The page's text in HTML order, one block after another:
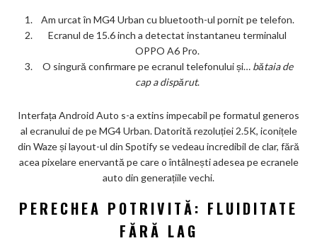
Am urcat în MG4 Urban cu bluetooth-ul pornit pe telefon.
Ecranul de 15.6 inch a detectat instantaneu terminalul
OPPO A6 Pro.
O singură confirmare pe ecranul telefonului și… bătaia de
cap a dispărut.
Interfața Android Auto s-a extins impecabil pe formatul generos
al ecranului de pe MG4 Urban. Datorită rezoluției 2.5K, iconițele
din Waze și layout-ul din Spotify se vedeau incredibil de clar, fără
acea pixelare enervantă pe care o întâlnești adesea pe ecranele
auto din generațiile vechi.
PERECHEA POTRIVITĂ: FLUIDITATE
FĂRĂ LAG